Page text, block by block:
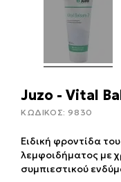
Juzo - Vital
ΚΩΔΙΚΟΣ:9830
Ειδική φροντίδα
λεμφοιδήματος με
συμπιεστικού